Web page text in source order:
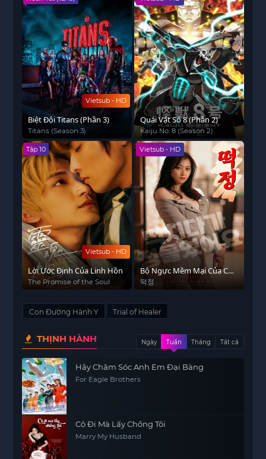
Vietsub - HD
Biệt Đội Titans (Phần 3)
Titans (Season 3)
Quái Vật Số 8 (Phần 2)
Kaiju No. 8 (Season 2)
Vietsub - HD
Tập 10
Lời Ước Định Của Linh Hồn
The Promise of the Soul
Vietsub - HD
Bộ Ngực Mềm Mại Của Chị
Dâu
떡정
Con Đường Hành Y Trial of Healer
THỊNH HÀNH Ngày Tuần Tháng Tất cả
Hãy Chăm Sóc Anh Em Đại Bàng
For Eagle Brothers
Cô Đi Mà Lấy Chồng Tôi
Marry My Husband